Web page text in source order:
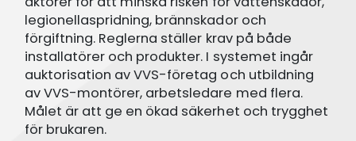
legionellaspridning, brännskador och
förgiftning. Reglerna ställer krav på både
installatörer och produkter. I systemet ingår
auktorisation av VVS-företag och utbildning
av VVS-montörer, arbetsledare med flera.
Målet är att ge en ökad säkerhet och trygghet
för brukaren.